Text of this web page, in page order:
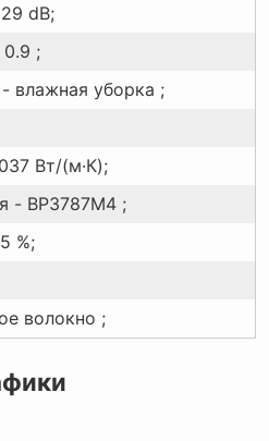
dB;
0.9 ;
влажная уборка ;
Вт/(м·К);
- BP3787M4 ;
%;
волокно ;